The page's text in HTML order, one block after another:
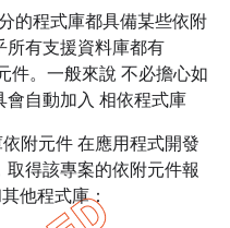
的程式庫都具備某些依附
所有支援資料庫都有
件。一般來說 不必擔心如
自動加入 相依程式庫
附元件 在應用程式開發
得該專案的依附元件報
他程式庫：